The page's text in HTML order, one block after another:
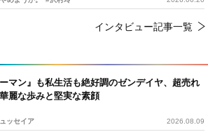
ーマン』も私生活も絶好調のゼンデイヤ、超売れ
麗な歩みと堅実な素顔
ッセイア 2026.08.09
インタビュー記事一覧